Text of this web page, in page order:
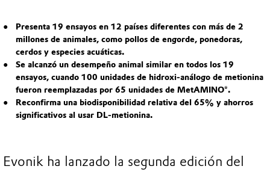
Presenta 19 ensayos en 12 países diferentes con más de 2
millones de animales, como pollos de engorde, ponedoras,
cerdos y especies acuáticas.
Se alcanzó un desempeño animal similar en todos los 19
ensayos, cuando 100 unidades de hidroxi-análogo de metionina
fueron reemplazadas por 65 unidades de MetAMINO®.
Reconfirma una biodisponibilidad relativa del 65% y ahorros
significativos al usar DL-metionina.
Evonik ha lanzado la segunda edición del